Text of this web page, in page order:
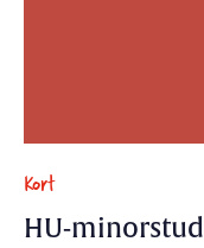
Kort
HU-